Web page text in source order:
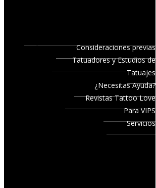
Consideraciones previas
Tatuadores y Estudios de
Tatuajes
¿Necesitas Ayuda?
Revistas Tattoo Love
Para VIPS
Servicios